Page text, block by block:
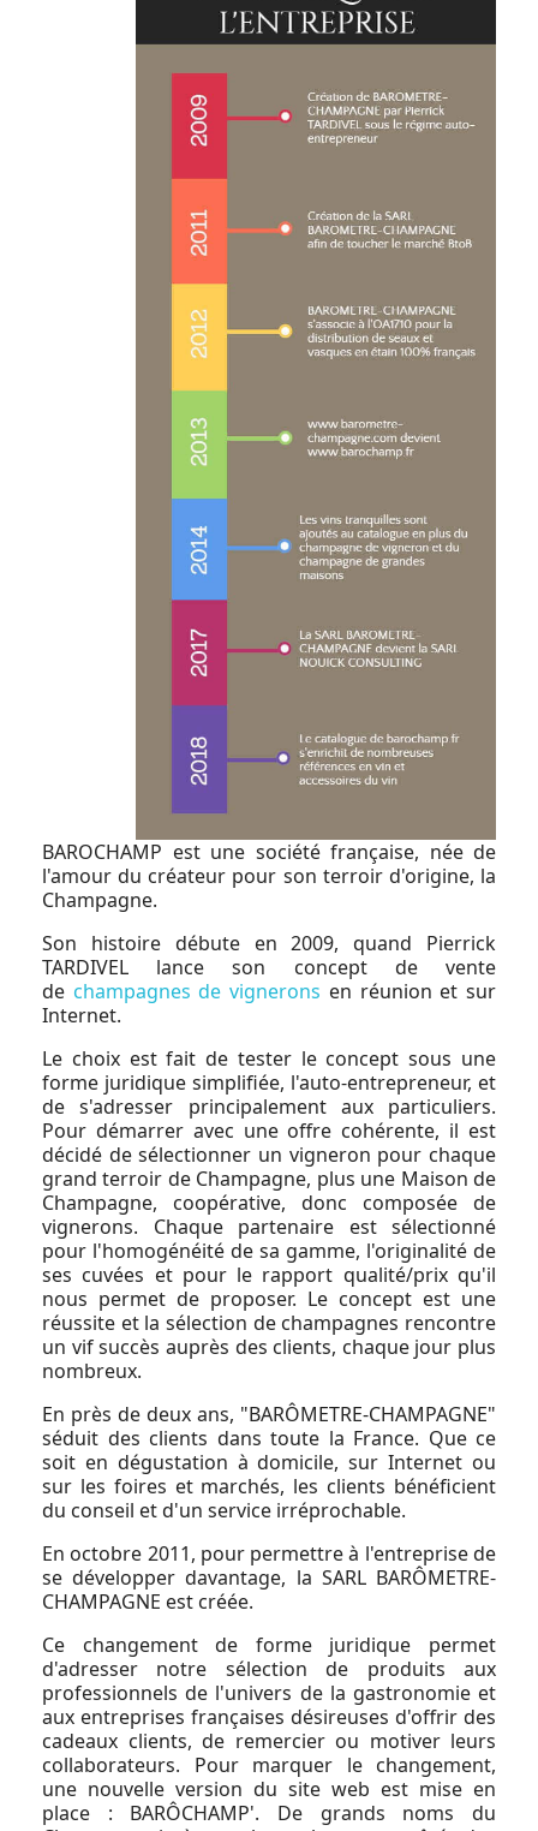
BAROCHAMP est une société française, née de
l'amour du créateur pour son terroir d'origine, la
Champagne.
Son histoire débute en 2009, quand Pierrick
TARDIVEL lance son concept de vente
de champagnes de vignerons en réunion et sur
Internet.
Le choix est fait de tester le concept sous une
forme juridique simplifiée, l'auto-entrepreneur, et
de s'adresser principalement aux particuliers.
Pour démarrer avec une offre cohérente, il est
décidé de sélectionner un vigneron pour chaque
grand terroir de Champagne, plus une Maison de
Champagne, coopérative, donc composée de
vignerons. Chaque partenaire est sélectionné
pour l'homogénéité de sa gamme, l'originalité de
ses cuvées et pour le rapport qualité/prix qu'il
nous permet de proposer. Le concept est une
réussite et la sélection de champagnes rencontre
un vif succès auprès des clients, chaque jour plus
nombreux.
En près de deux ans, "BARÔMETRE-CHAMPAGNE"
séduit des clients dans toute la France. Que ce
soit en dégustation à domicile, sur Internet ou
sur les foires et marchés, les clients bénéficient
du conseil et d'un service irréprochable.
En octobre 2011, pour permettre à l'entreprise de
se développer davantage, la SARL BARÔMETRE-
CHAMPAGNE est créée.
Ce changement de forme juridique permet
d'adresser notre sélection de produits aux
professionnels de l'univers de la gastronomie et
aux entreprises françaises désireuses d'offrir des
cadeaux clients, de remercier ou motiver leurs
collaborateurs. Pour marquer le changement,
une nouvelle version du site web est mise en
place : BARÔCHAMP'. De grands noms du